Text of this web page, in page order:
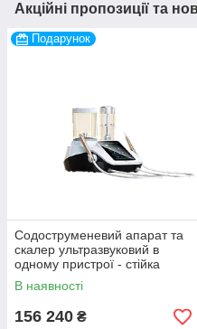
Акційні пропозиції та
Подарунок
Содоструменевий апарат та
скалер ультразвуковий в
одному пристрої - стійка
мобільна TC-6 в подарунок!
В наявності
156 240 ₴